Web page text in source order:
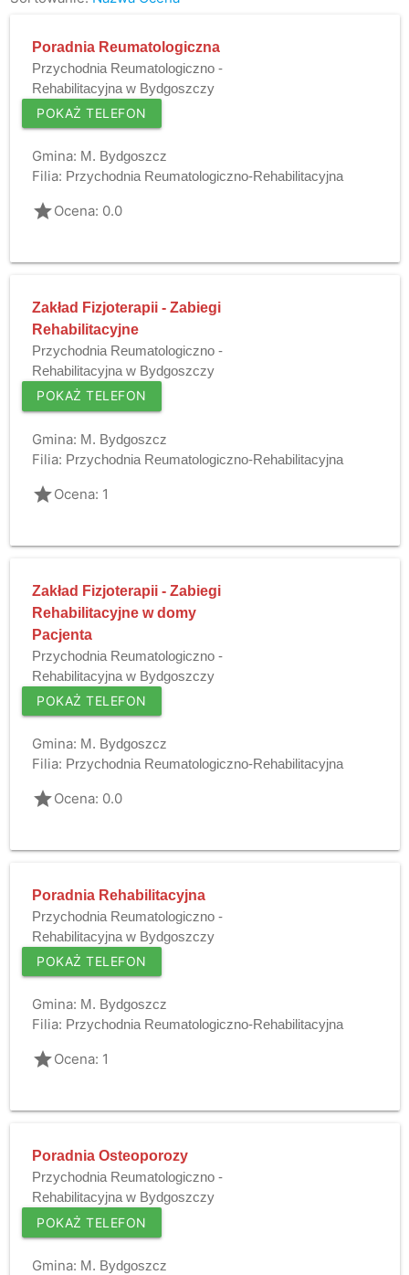
Poradnia Reumatologiczna
Przychodnia Reumatologiczno -
Rehabilitacyjna w Bydgoszczy
POKAŻ TELEFON
Gmina: M. Bydgoszcz
Filia: Przychodnia Reumatologiczno-Rehabilitacyjna
gradeOcena: 0.0
Zakład Fizjoterapii - Zabiegi
Rehabilitacyjne
Przychodnia Reumatologiczno -
Rehabilitacyjna w Bydgoszczy
POKAŻ TELEFON
Gmina: M. Bydgoszcz
Filia: Przychodnia Reumatologiczno-Rehabilitacyjna
gradeOcena: 1
Zakład Fizjoterapii - Zabiegi
Rehabilitacyjne w domy
Pacjenta
Przychodnia Reumatologiczno -
Rehabilitacyjna w Bydgoszczy
POKAŻ TELEFON
Gmina: M. Bydgoszcz
Filia: Przychodnia Reumatologiczno-Rehabilitacyjna
gradeOcena: 0.0
Poradnia Rehabilitacyjna
Przychodnia Reumatologiczno -
Rehabilitacyjna w Bydgoszczy
POKAŻ TELEFON
Gmina: M. Bydgoszcz
Filia: Przychodnia Reumatologiczno-Rehabilitacyjna
gradeOcena: 1
Poradnia Osteoporozy
Przychodnia Reumatologiczno -
Rehabilitacyjna w Bydgoszczy
POKAŻ TELEFON
Gmina: M. Bydgoszcz